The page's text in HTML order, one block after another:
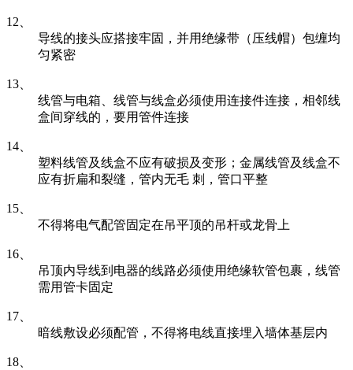
12、
导线的接头应搭接牢固，并用绝缘带（压线帽）包缠均
匀紧密
13、
线管与电箱、线管与线盒必须使用连接件连接，相邻线
盒间穿线的，要用管件连接
14、
塑料线管及线盒不应有破损及变形；金属线管及线盒不
应有折扁和裂缝，管内无毛 刺，管口平整
15、
不得将电气配管固定在吊平顶的吊杆或龙骨上
16、
吊顶内导线到电器的线路必须使用绝缘软管包裹，线管
需用管卡固定
17、
暗线敷设必须配管，不得将电线直接埋入墙体基层内
18、